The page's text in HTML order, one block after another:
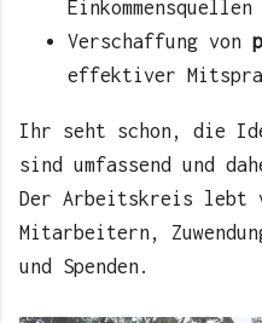
Einkommensquellen
Verschaffung von
effektiver
Ihr seht schon, die
sind umfassend und
Der Arbeitskreis lebt
Mitarbeitern,
und Spenden.